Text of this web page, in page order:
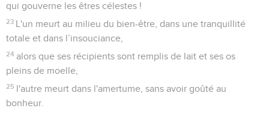
qui gouverne les êtres célestes !
23 L'un meurt au milieu du bien-être, dans une tranquillité
totale et dans l’insouciance,
24 alors que ses récipients sont remplis de lait et ses os
pleins de moelle,
25 l'autre meurt dans l'amertume, sans avoir goûté au
bonheur.